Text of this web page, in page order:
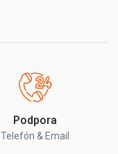
Podpora
Telefón & Email